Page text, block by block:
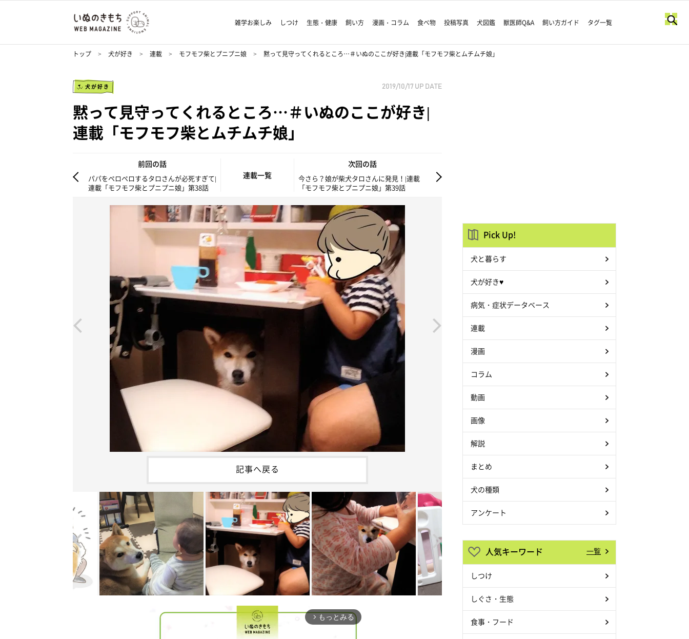
雑学お楽しみ しつけ 生態・健康 飼い方 漫画・コラム 食べ物 投稿写真 犬図鑑 獣医師Q&A 飼い方ガイド タグ一覧
トップ 犬が好き 連載 モフモフ柴とプニプニ娘 黙って見守ってくれるところ…＃いぬのここが好き|連載「モフモフ柴とムチムチ娘」
犬が好き 2019/10/17 UP DATE
黙って見守ってくれるところ…＃いぬのここが好き|
連載「モフモフ柴とムチムチ娘」
前回の話
パパをペロペロするタロさんが必死すぎて|
連載「モフモフ柴とプニプニ娘」第38話
連載一覧
次回の話
今さら？娘が柴犬タロさんに発見！|連載
「モフモフ柴とプニプニ娘」第39話
記事へ戻る
arrow_forward_ios もっとみる
Pick Up!
犬と暮らす
犬が好き♥
病気・症状データベース
連載
漫画
コラム
動画
画像
解説
まとめ
犬の種類
アンケート
人気キーワード 一覧
しつけ
しぐさ・生態
食事・フード